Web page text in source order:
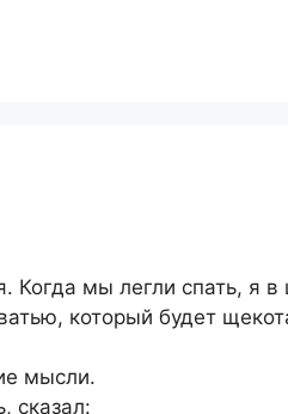
Когда мы легли спать, я в
который будет
мысли.
сказал: